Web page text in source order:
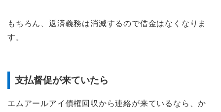
もちろん、返済義務は消滅するので借金はなくなりま
す。
支払督促が来ていたら
エムアールアイ債権回収から連絡が来ているなら、か